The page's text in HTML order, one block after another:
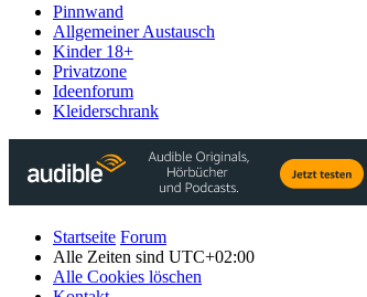
Pinnwand
Allgemeiner Austausch
Kinder 18+
Privatzone
Ideenforum
Kleiderschrank
Startseite Forum
Alle Zeiten sind UTC+02:00
Alle Cookies löschen